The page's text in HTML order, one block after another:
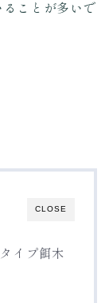
ことが多いで
CLOSE
イプ餌木